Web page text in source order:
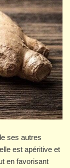
ses autres
est apéritive et
en favorisant